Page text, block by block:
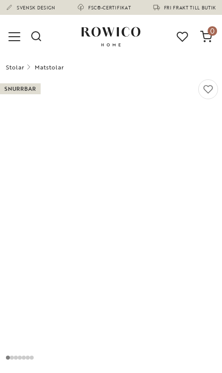
SVENSK DESIGN FSC®-CERTIFIKAT FRI FRAKT TILL BUTIK
(1673)
0
Stolar Matstolar
SNURRBAR